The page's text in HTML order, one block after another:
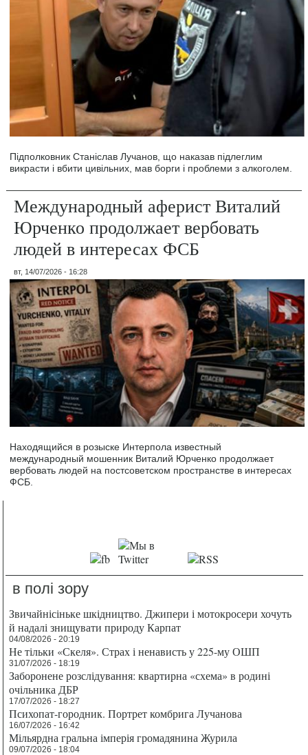
Підполковник Станіслав Лучанов, що наказав підлеглим
викрасти і вбити цивільних, мав борги і проблеми з алкоголем.
Международный аферист Виталий
Юрченко продолжает вербовать
людей в интересах ФСБ
вт, 14/07/2026 - 16:28
Находящийся в розыске Интерпола известный
международный мошенник Виталий Юрченко продолжает
вербовать людей на постсоветском пространстве в интересах
ФСБ.
в полі зору
Звичайнісіньке шкідництво. Джипери і мотокросери хочуть
й надалі знищувати природу Карпат
04/08/2026 - 20:19
Не тільки «Скеля». Страх і ненависть у 225-му ОШП
31/07/2026 - 18:19
Заборонене розслідування: квартирна «схема» в родині
очільника ДБР
17/07/2026 - 18:27
Психопат-городник. Портрет комбрига Лучанова
16/07/2026 - 16:42
Мільярдна гральна імперія громадянина Журила
09/07/2026 - 18:04